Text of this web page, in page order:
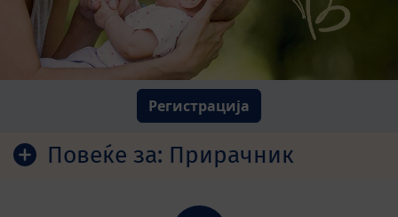
Регистрација
Повеќе за: Прирачник